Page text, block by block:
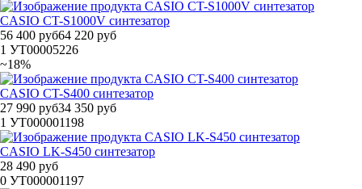
CASIO CT-S1000V синтезатор
56 400 руб64 220 руб
1 УТ00005226
~18%
CASIO CT-S400 синтезатор
27 990 руб34 350 руб
1 УТ000001198
CASIO LK-S450 синтезатор
28 490 руб
0 УТ000001197